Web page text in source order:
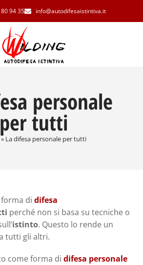
94 35 info@autodifesaistintiva.it
personale
per tutti
La difesa personale per tutti
forma di difesa
perché non si basa su tecniche o
istinto. Questo lo rende un
tutti gli altri.
come forma di difesa personale